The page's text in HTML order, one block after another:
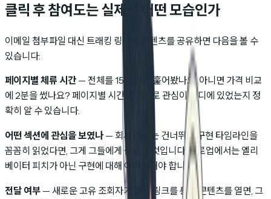
클릭 후 참여도는 실제로 어떤 모습인가
이메일 첨부파일 대신 트래킹 링크로 콘텐츠를 공유하면 다음을 볼 수
있습니다:
페이지별 체류 시간 — 전체를 15초 만에 훑어봤나요, 아니면 가격 비교
에 2분을 썼나요? 페이지별 시간 추적으로 관심이 어디에 있었는지 정
확히 알 수 있습니다.
어떤 섹션에 관심을 보였나 — 회사 개요는 건너뛰고 구현 타임라인을
꼼꼼히 읽었다면, 그게 그들에게 중요한 것입니다. 팔로업에서는 엘리
베이터 피치가 아닌 구현에 대해 이야기해야 합니다.
전달 여부 — 새로운 고유 조회자가 같은 링크를 통해 콘텐츠를 열면, 그